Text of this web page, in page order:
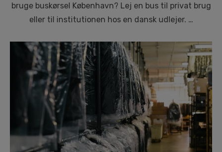
bruge buskørsel København? Lej en bus til privat brug
eller til institutionen hos en dansk udlejer. …